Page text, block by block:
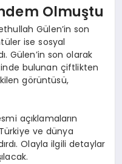
Olmuştu
Gülen’in son
ise sosyal
Gülen’in son olarak
bulunan çiftlikten
görüntüsü,
açıklamaların
ve dünya
Olayla ilgili detaylar